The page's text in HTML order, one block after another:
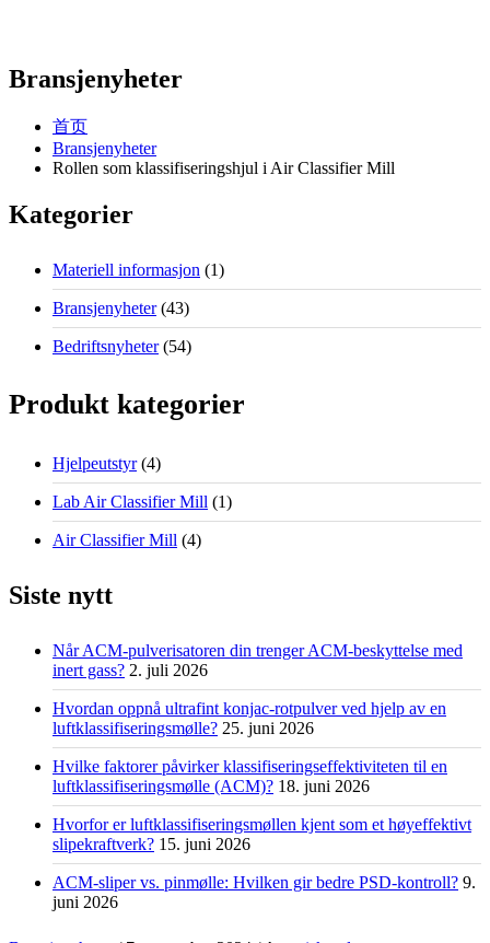
Bransjenyheter
首页
Bransjenyheter
Rollen som klassifiseringshjul i Air Classifier Mill
Kategorier
Materiell informasjon (1)
Bransjenyheter(43)
Bedriftsnyheter(54)
Produkt kategorier
Hjelpeutstyr (4)
Lab Air Classifier Mill (1)
Air Classifier Mill (4)
Siste nytt
Når ACM-pulverisatoren din trenger ACM-beskyttelse med
inert gass? 2. juli 2026
Hvordan oppnå ultrafint konjac-rotpulver ved hjelp av en
luftklassifiseringsmølle? 25. juni 2026
Hvilke faktorer påvirker klassifiseringseffektiviteten til en
luftklassifiseringsmølle (ACM)? 18. juni 2026
Hvorfor er luftklassifiseringsmøllen kjent som et høyeffektivt
slipekraftverk? 15. juni 2026
ACM-sliper vs. pinmølle: Hvilken gir bedre PSD-kontroll? 9.
juni 2026